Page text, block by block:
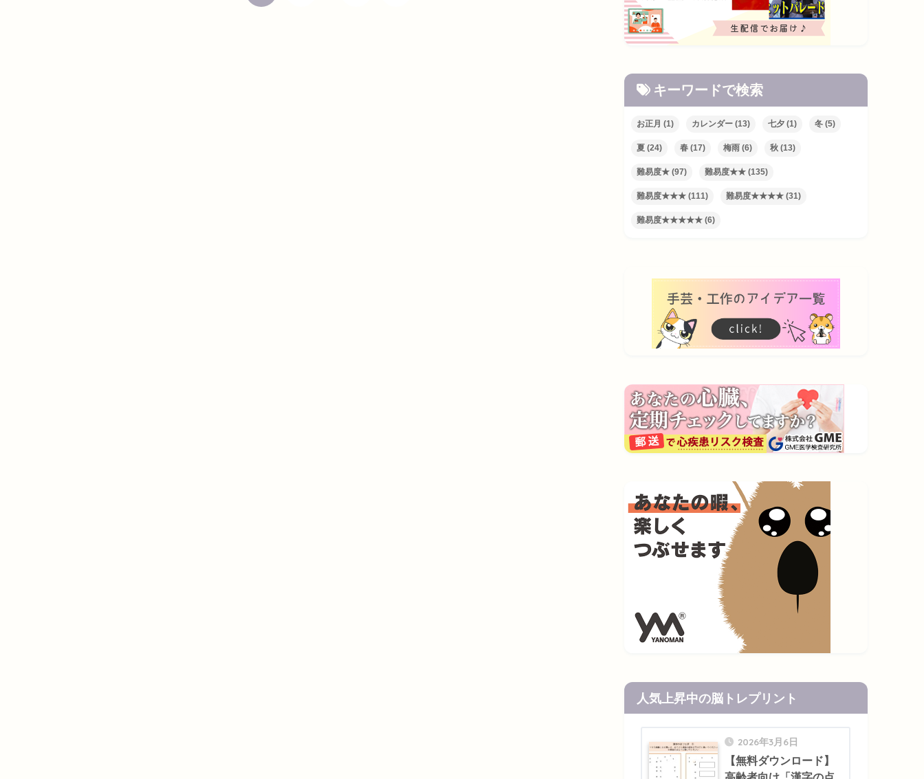
キーワードで検索
お正月 (1) カレンダー (13) 七夕 (1) 冬 (5)
夏 (24) 春 (17) 梅雨 (6) 秋 (13)
難易度★ (97) 難易度★★ (135)
難易度★★★ (111) 難易度★★★★ (31)
難易度★★★★★ (6)
人気上昇中の脳トレプリント
2026年3月6日
【無料ダウンロード】